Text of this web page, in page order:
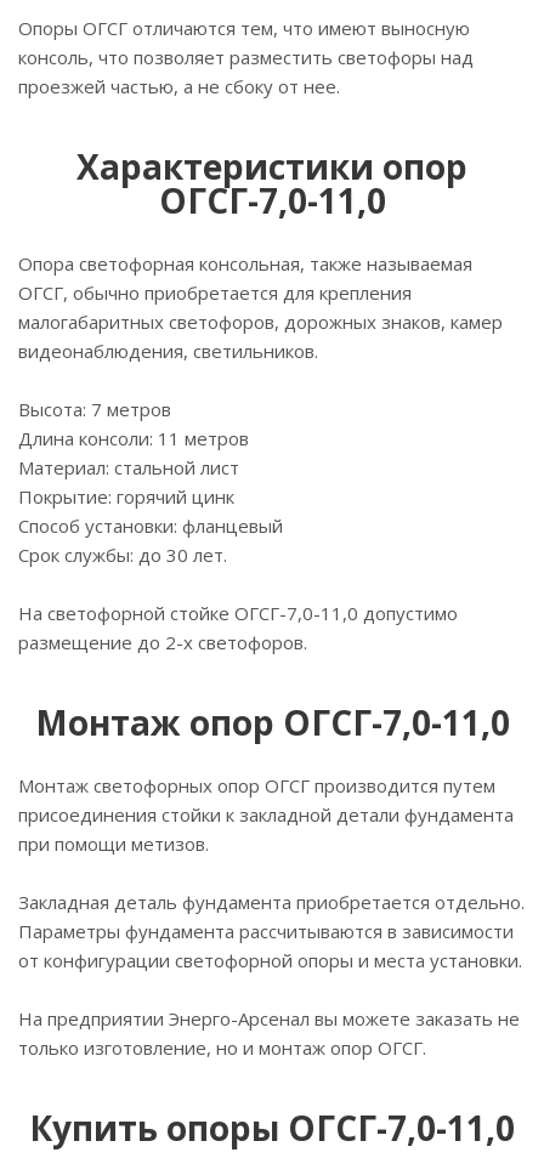
Опоры ОГСГ отличаются тем, что имеют выносную
консоль, что позволяет разместить светофоры над
проезжей частью, а не сбоку от нее.
Характеристики опор
ОГСГ-7,0-11,0
Опора светофорная консольная, также называемая
ОГСГ, обычно приобретается для крепления
малогабаритных светофоров, дорожных знаков, камер
видеонаблюдения, светильников.
Высота: 7 метров
Длина консоли: 11 метров
Материал: стальной лист
Покрытие: горячий цинк
Способ установки: фланцевый
Срок службы: до 30 лет.
На светофорной стойке ОГСГ-7,0-11,0 допустимо
размещение до 2-х светофоров.
Монтаж опор ОГСГ-7,0-11,0
Монтаж светофорных опор ОГСГ производится путем
присоединения стойки к закладной детали фундамента
при помощи метизов.
Закладная деталь фундамента приобретается отдельно.
Параметры фундамента рассчитываются в зависимости
от конфигурации светофорной опоры и места установки.
На предприятии Энерго-Арсенал вы можете заказать не
только изготовление, но и монтаж опор ОГСГ.
Купить опоры ОГСГ-7,0-11,0